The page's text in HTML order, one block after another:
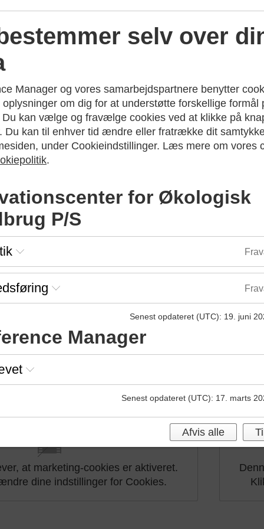
. Økologi-kongres 2025 har som krav
anvisninger i deres oplæg. Hvad er de vigtigste
med deres særlige viden komme med
til at stille spørgsmål.
med aktuelle emner, skarp viden, spændende
i godt selskab med kolleger fra hele landet, når vi
for økologi
eller garvet økolog, er Økologikongressen stedet,
direkte fra branchens specialister
debatter og faglige sessioner
og idéer med ligesindede
fællesskab i økologibranchen
rådgivere, virksomheder, forskere,
sig for økologi.
at møde mine kolleger på
at marketing-cookies er aktiveret.
dine indstillinger for Cookies.
selv over
Manager og vores samarbejdspartnere benytter
oplysninger om dig for at understøtte forskellige formål
Du kan vælge og fravælge cookies ved at klikke på
Du kan til enhver tid ændre eller fratrække dit
under Cookieindstillinger. Læs mere om vores
.
for Økologisk
P/S
Senest opdateret (UTC): 19. juni
Manager
Senest opdateret (UTC): 17. marts
Afvis alle